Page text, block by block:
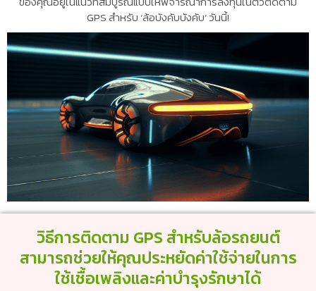
GPS สำหรับ ‘ล้อบังคับบังคับ’ วันนี้!
วิธีการติดตาม GPS สำหรับล้อรถยนต์
สามารถช่วยให้คุณประหยัดค่าใช้จ่ายในการ
ใช้เชื้อเพลิงและค่าบำรุงรักษาได้